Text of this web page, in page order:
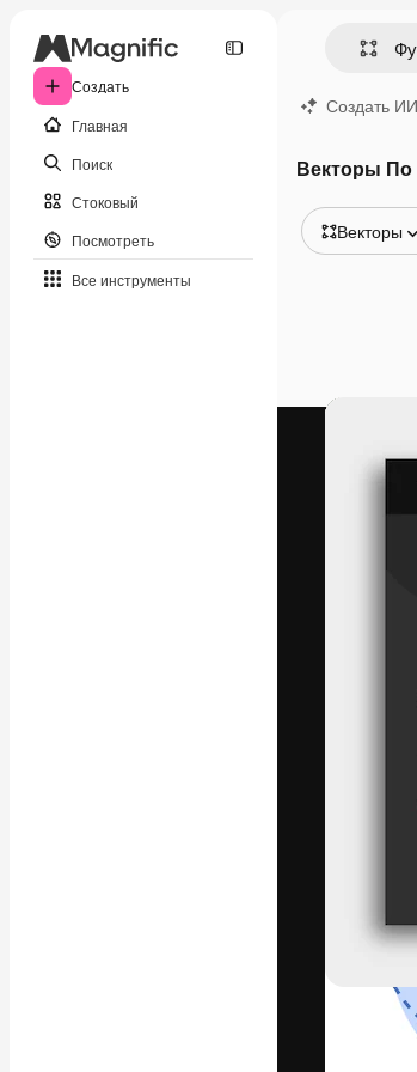
Создать
Главная
Поиск
Стоковый
Посмотреть
Все инструменты
Создать
Векторы По
Векторы
Видео